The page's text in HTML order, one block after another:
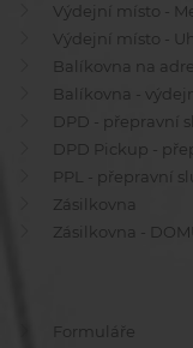
Výdejní místo -
Výdejní místo -
Balíkovna na
Balíkovna -
DPD - přepravní
DPD Pickup -
PPL - přepravní
Zásilkovna
Zásilkovna -
Formuláře